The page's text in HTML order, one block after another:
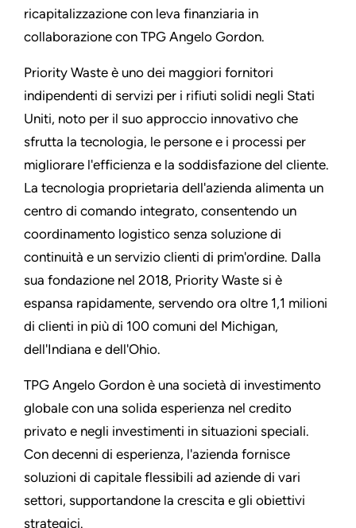
ricapitalizzazione con leva finanziaria in
collaborazione con TPG Angelo Gordon.
Priority Waste è uno dei maggiori fornitori
indipendenti di servizi per i rifiuti solidi negli Stati
Uniti, noto per il suo approccio innovativo che
sfrutta la tecnologia, le persone e i processi per
migliorare l'efficienza e la soddisfazione del cliente.
La tecnologia proprietaria dell'azienda alimenta un
centro di comando integrato, consentendo un
coordinamento logistico senza soluzione di
continuità e un servizio clienti di prim'ordine. Dalla
sua fondazione nel 2018, Priority Waste si è
espansa rapidamente, servendo ora oltre 1,1 milioni
di clienti in più di 100 comuni del Michigan,
dell'Indiana e dell'Ohio.
TPG Angelo Gordon è una società di investimento
globale con una solida esperienza nel credito
privato e negli investimenti in situazioni speciali.
Con decenni di esperienza, l'azienda fornisce
soluzioni di capitale flessibili ad aziende di vari
settori, supportandone la crescita e gli obiettivi
strategici.